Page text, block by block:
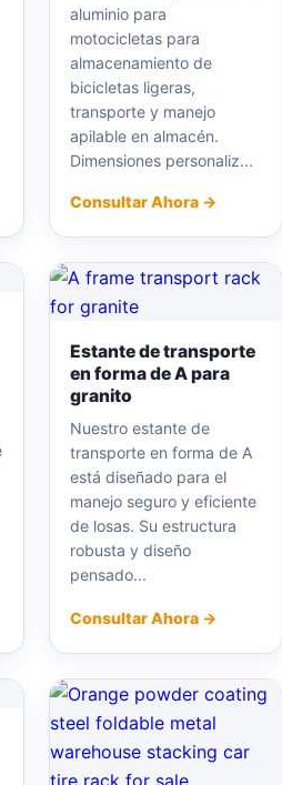
aluminio para
motocicletas para
almacenamiento de
bicicletas ligeras,
transporte y manejo
apilable en almacén.
Dimensiones personaliz...
Consultar Ahora →
Estante de transporte
en forma de A para
granito
Nuestro estante de
transporte en forma de A
está diseñado para el
manejo seguro y eficiente
de losas. Su estructura
robusta y diseño
pensado...
Consultar Ahora →